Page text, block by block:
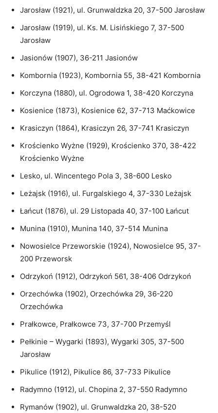
Jarosław (1921), ul. Grunwaldzka 20, 37-500 Jarosław
Jarosław (1919), ul. Ks. M. Lisińskiego 7, 37-500
Jarosław
Jasionów (1907), 36-211 Jasionów
Kombornia (1923), Kombornia 55, 38-421 Kombornia
Korczyna (1880), ul. Ogrodowa 1, 38-420 Korczyna
Kosienice (1873), Kosienice 62, 37-713 Maćkowice
Krasiczyn (1864), Krasiczyn 26, 37-741 Krasiczyn
Krościenko Wyżne (1929), Krościenko 370, 38-422
Krościenko Wyżne
Lesko, ul. Wincentego Pola 3, 38-600 Lesko
Leżajsk (1916), ul. Furgalskiego 4, 37-330 Leżajsk
Łańcut (1876), ul. 29 Listopada 40, 37-100 Łańcut
Munina (1910), Munina 140, 37-514 Munina
Nowosielce Przeworskie (1924), Nowosielce 95, 37-
200 Przeworsk
Odrzykoń (1912), Odrzykoń 561, 38-406 Odrzykoń
Orzechówka (1902), Orzechówka 29, 36-220
Orzechówka
Prałkowce, Prałkowce 73, 37-700 Przemyśl
Pełkinie – Wygarki (1893), Wygarki 305, 37-500
Jarosław
Pikulice (1912), Pikulice 86, 37-733 Pikulice
Radymno (1912), ul. Chopina 2, 37-550 Radymno
Rymanów (1902), ul. Grunwaldzka 20, 38-520